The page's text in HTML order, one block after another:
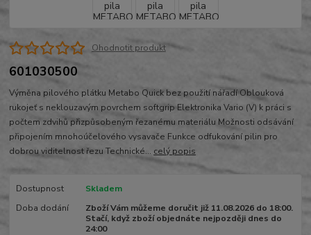
Ohodnotit produkt
601030500
Výměna pilového plátku Metabo Quick bez použití nářadí Oblouková
rukojeť s neklouzavým povrchem softgrip Elektronika Vario (V) k práci s
počtem zdvihů přizpůsobeným řezanému materiálu Možnosti odsávání
připojením mnohoúčelového vysavače Funkce odfukování pilin pro
dobrou viditelnost řezu Technické... celý popis
Dostupnost
Skladem
Doba dodání
Zboží Vám můžeme doručit již 11.08.2026 do 18:00.
Stačí, když zboží objednáte nejpozději dnes do
24:00